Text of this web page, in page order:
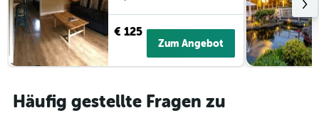
€ 125
Zum Angebot
Häufig gestellte Fragen zu